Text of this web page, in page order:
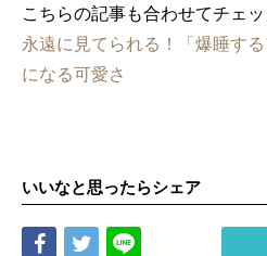
こちらの記事も合わせてチェ
永遠に見てられる！「爆睡す
になる可愛さ
いいなと思ったらシェア
Share Tweet